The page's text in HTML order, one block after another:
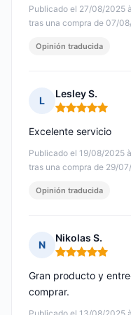
Publicado el 27/08/2025
tras una compra de 07/
Opinión traducida
L
Lesley S.
Nota: 5 de 5
Publicado el 19/08/2025
tras una compra de 29/
Excelente servicio
Opinión traducida
N
Nikolas S.
Nota: 5 de 5
Gran producto y
comprar.